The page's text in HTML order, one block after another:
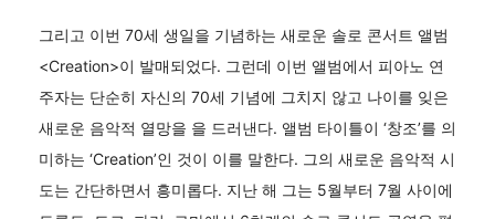
그리고 이번 70세 생일을 기념하는 새로운 솔로 콘서트 앨범
<Creation>이 발매되었다. 그런데 이번 앨범에서 피아노 연
주자는 단순히 자신의 70세 기념에 그치지 않고 나이를 잊은
새로운 음악적 열망을 을 드러낸다. 앨범 타이틀이 ‘창조’를 의
미하는 ‘Creation’인 것이 이를 말한다. 그의 새로운 음악적 시
도는 간단하면서 흥미롭다. 지난 해 그는 5월부터 7월 사이에